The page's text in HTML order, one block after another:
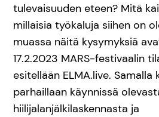
tulevaisuuden eteen? Mitä
millaisia työkaluja siihen on
muassa näitä kysymyksiä
17.2.2023 MARS-festivaalin
esitellään ELMA.live. Samalla
parhaillaan käynnissä
hiilijalanjälkilaskennasta ja